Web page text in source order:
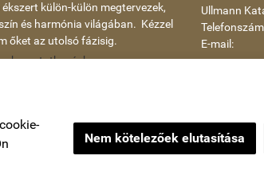
Nem kötelezőek elutasítása
ékszert külön-külön megtervezek,
és harmónia világában. Kézzel
őket az utolsó fázisig.
a bemutatkozáshoz
Ullmann
E-mail: